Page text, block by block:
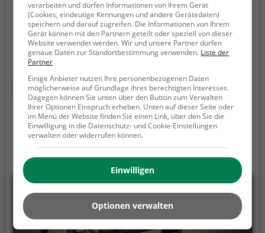
Brain Teasers Vienna ist die perfekte Freizeitaktivität
für alle, die gerne Rätseln. Der Escape Room in Wien
kombiniert Kreativität, Geschick und Logisches
Denken. Nur wer alle Rätsel löst verlässt den Raum
als Sieger, aber Achtung: nur als Team könnt ihr
gewinnen. Im Escape Room ist für Einzelkämpfer
kein Platz. Nur wer als Gruppe zusammenarbeitet
und seine Fähigkeiten kombiniert kann das Rätsel
lösen.
Mehr erfahren
verarbeiten und dürfen Informationen von Ihrem Gerät
(Cookies, eindeutige Kennungen und andere Gerätedaten)
speichern und darauf zugreifen. Die Informationen von Ihrem
Gerät können mit den Partnern geteilt oder speziell von dieser
Website verwendet werden. Wir und unsere Partner dürfen
genaue Daten zur Standortbestimmung verwenden. Liste der
Partner
Einige Anbieter nutzen Ihre personenbezogenen Daten
möglicherweise auf Grundlage ihres berechtigten Interesses.
Dagegen können Sie unten über den Button zum Verwalten
Ihrer Optionen Einspruch erheben. Unten auf dieser Seite oder
im Menü der Website finden Sie einen Link, über den Sie die
Einwilligung in die Datenschutz- und Cookie-Einstellungen
verwalten oder widerrufen können.
Einwilligen
Optionen verwalten